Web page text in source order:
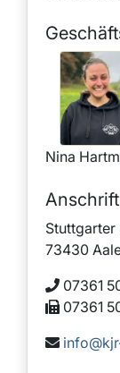
Nina
Anschrift
Stuttgarter
73430
07361
07361